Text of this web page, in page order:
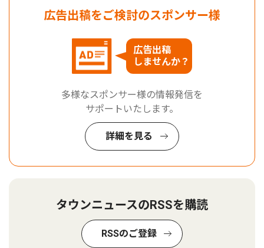
広告出稿をご検討のスポンサー様
広告出稿
しませんか？
多様なスポンサー様の情報発信を
サポートいたします。
詳細を見る
タウンニュースのRSSを購読
RSSのご登録